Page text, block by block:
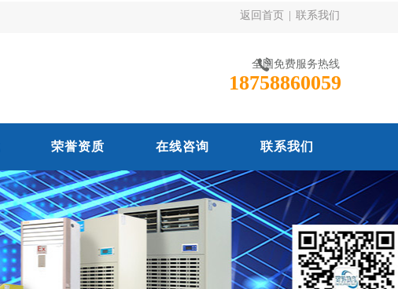
返回首页 联系我们
全国免费服务热线
18758860059
荣誉资质 在线咨询 联系我们